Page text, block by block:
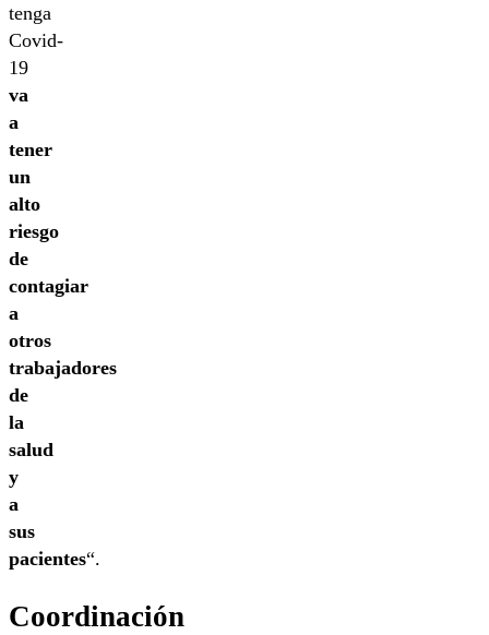
tenga
Covid-
19
va
a
tener
un
alto
riesgo
de
contagiar
a
otros
trabajadores
de
la
salud
y
a
sus
pacientes“.
Coordinación